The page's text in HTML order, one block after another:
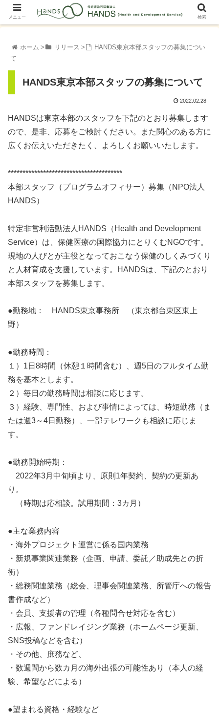
ホーム リリース
HANDS東京本部スタッフの募集につい
て
HANDS東京本部スタッフの募集について
2022.02.28
HANDSは東京本部のスタッフを下記のとおり募集します
ので、是非、応募をご検討ください。また関心のある方に
広くお伝えいただきたく、よろしくお願いいたします。
***************************************
本部スタッフ（プログラムオフィサー）募集（NPO法人
HANDS）
特定非営利活動法人HANDS（Health and Development
Service）は、保健医療の国際協力にとりくむNGOです。
現地の人びとが主役となっておこなう保健のしくみづくり
と人材育成を支援しています。HANDSは、下記のとおり
本部スタッフを募集します。
●勤務地： HANDS東京事務所 （東京都台東区東上
野）
●勤務時間：
１）1日8時間（休憩１時間含む）、週5日のフルタイム勤
務を基本とします。
２）毎日の勤務時間は相談に応じます。
３）経験、専門性、および事情によっては、時短勤務（ま
たは週3～4日勤務）、一部テレワークも相談に応じま
す。
●勤務開始時期：
2022年3月中旬頃より、原則1年契約、契約の更新あ
り。
（時期は応相談。試用期間：3カ月）
●主な業務内容
・海外プロジェクト運営に係る国内業務
・新規事業関連業務（企画、申請、委託／助成先との折
衝）
・総務関連業務（総会、理事会関連業務、所管庁への報告
書作成など）
・会員、支援者の管理（各種問合せ対応を含む）
・広報、ファンドレイジング業務（ホームページ更新、
SNS投稿などを含む）
・その他、庶務など、
・数週間から数カ月の海外出張の可能性あり（本人の経
験、希望などによる）
●望まれる資格・経験など
メニュー 検索